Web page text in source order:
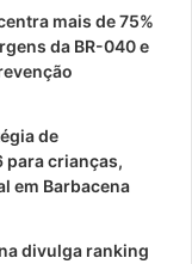
mais de 75%
da BR-040 e
de
para crianças,
em Barbacena
divulga ranking